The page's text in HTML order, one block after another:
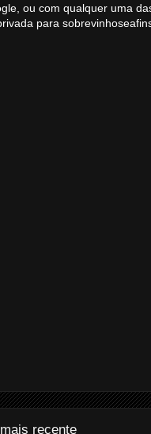
ou com qualquer uma
para
recente